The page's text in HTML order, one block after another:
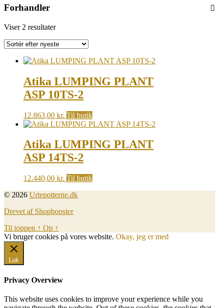
Forhandler
Viser 2 resultaterSorted
latest
Atika LUMPING PLANT
ASP 10TS-2
12.863,00 kr. Til butik
Atika LUMPING PLANT
ASP 14TS-2
12.440,00 kr. Til butik
© 2026 Urtepotterne.dk
Drevet af Shopbooster
Til toppen ↑ Op ↑
Vi bruger cookies på vores website. Okay, jeg er med
Luk
Privacy Overview
This website uses cookies to improve your experience while you